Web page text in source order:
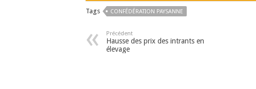
Tags CONFÉDÉRATION PAYSANNE
Précédent
Hausse des prix des intrants en
élevage